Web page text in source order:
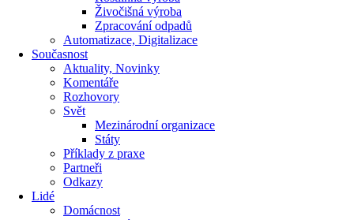
Živočišná výroba
Zpracování odpadů
Automatizace, Digitalizace
Současnost
Aktuality, Novinky
Komentáře
Rozhovory
Svět
Mezinárodní organizace
Státy
Příklady z praxe
Partneři
Odkazy
Lidé
Domácnost